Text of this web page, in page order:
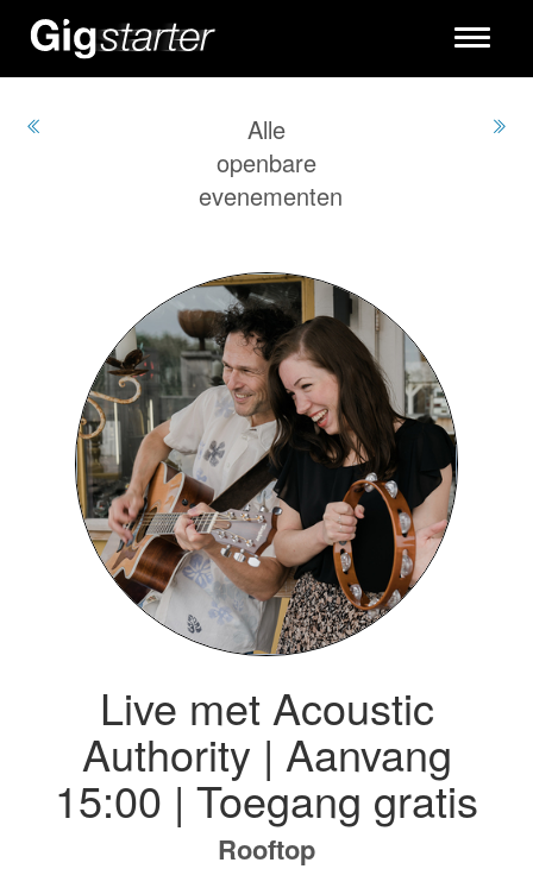
Toggle
Alle
openbare
evenementen
Live met Acoustic
Authority | Aanvang
15:00 | Toegang gratis
Rooftop